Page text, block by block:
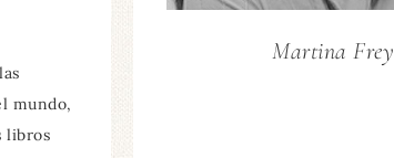
mundo,
libros
Martina Frey